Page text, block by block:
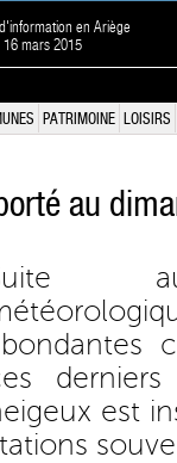
en Ariège
16 mars 2015
PATRIMOINE LOISIRS
au
est